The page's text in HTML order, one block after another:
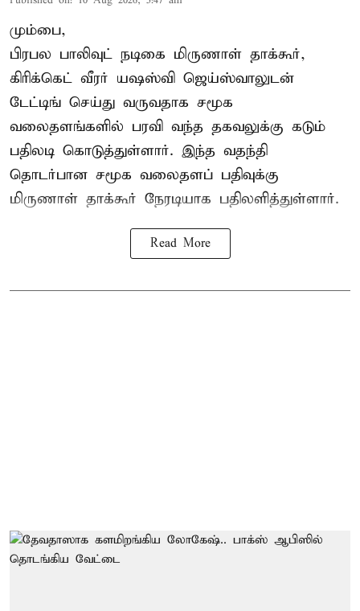
மும்பை,
பிரபல பாலிவுட் நடிகை மிருணாள் தாக்கூர்,
கிரிக்கெட் வீரர் யஷஸ்வி ஜெய்ஸ்வாலுடன்
டேட்டிங் செய்து வருவதாக சமூக
வலைதளங்களில் பரவி வந்த தகவலுக்கு கடும்
பதிலடி கொடுத்துள்ளார். இந்த வதந்தி
தொடர்பான சமூக வலைதளப் பதிவுக்கு
மிருணாள் தாக்கூர் நேரடியாக பதிலளித்துள்ளார்.
Read More